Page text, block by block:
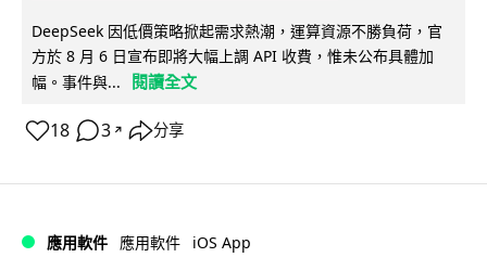
DeepSeek 因低價策略掀起需求熱潮，運算資源不勝負荷，官
方於 8 月 6 日宣布即將大幅上調 API 收費，惟未公布具體加
幅。事件與...
閱讀全文
18 3 ↗ 分享
應用軟件 應用軟件 iOS App